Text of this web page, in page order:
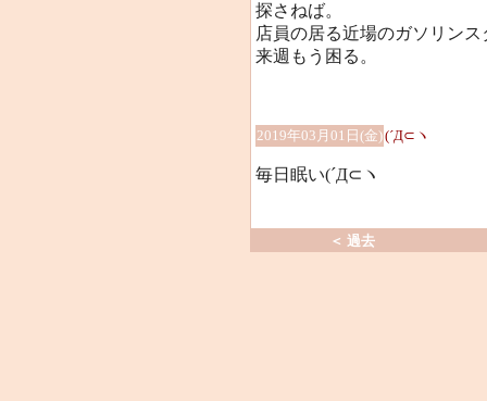
探さねば。
店員の居る近場のガソリンス
来週もう困る。
2019年03月01日(金)(´Д⊂ヽ
毎日眠い(´Д⊂ヽ
＜ 過去